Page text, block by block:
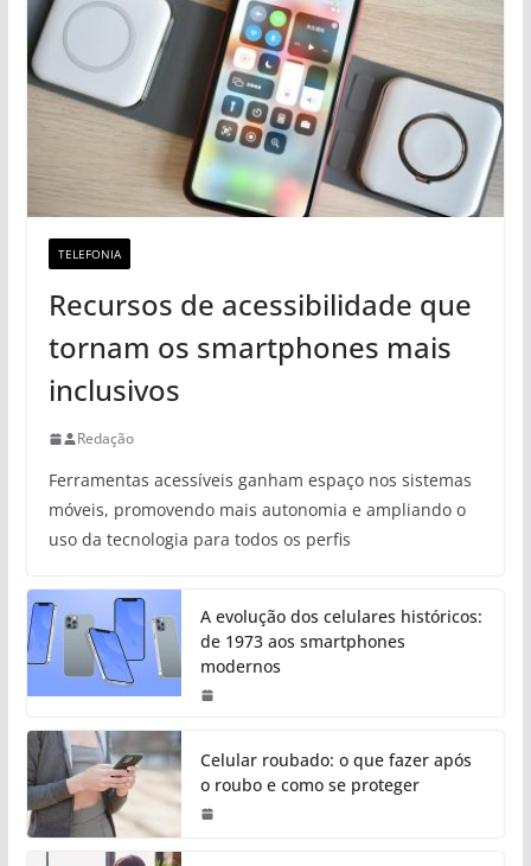
TELEFONIA
Recursos de acessibilidade que
tornam os smartphones mais
inclusivos
Redação
Ferramentas acessíveis ganham espaço nos sistemas
móveis, promovendo mais autonomia e ampliando o
uso da tecnologia para todos os perfis
A evolução dos celulares históricos:
de 1973 aos smartphones
modernos
Celular roubado: o que fazer após
o roubo e como se proteger